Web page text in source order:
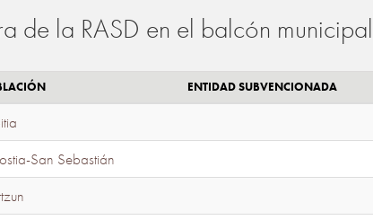
de la RASD en el balcón
ENTIDAD SUBVENCIONADA
San Sebastián